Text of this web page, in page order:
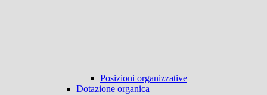
Posizioni organizzative
Dotazione organica